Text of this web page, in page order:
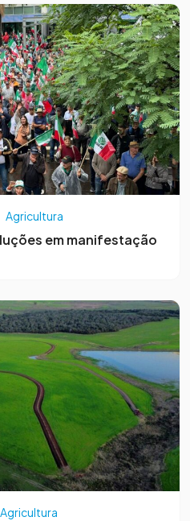
Agricultura
em manifestação
Agricultura